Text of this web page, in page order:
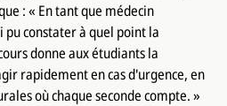
: « En tant que médecin
constater à quel point la
donne aux étudiants la
rapidement en cas d'urgence, en
où chaque seconde compte. »